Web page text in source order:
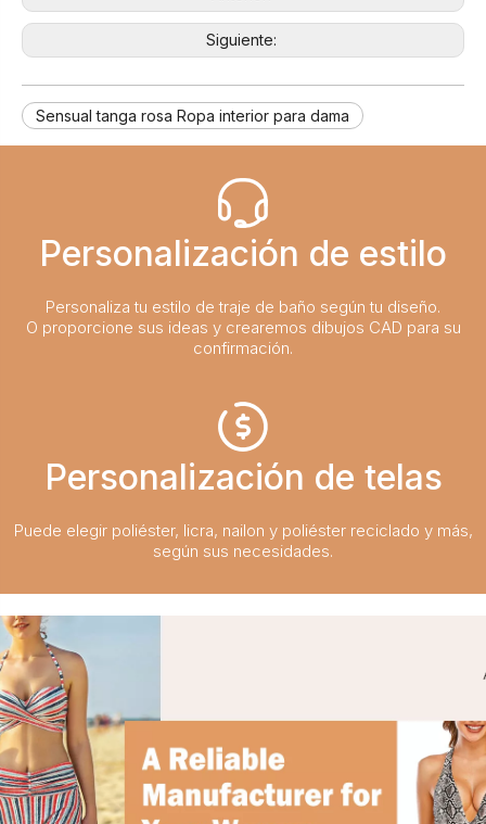
Siguiente:
Sensual tanga rosa Ropa interior para dama
Personalización de estilo
Personaliza tu estilo de traje de baño según tu diseño.
O proporcione sus ideas y crearemos dibujos CAD para su
confirmación.
Personalización de telas
Puede elegir poliéster, licra, nailon y poliéster reciclado y más,
según sus necesidades.